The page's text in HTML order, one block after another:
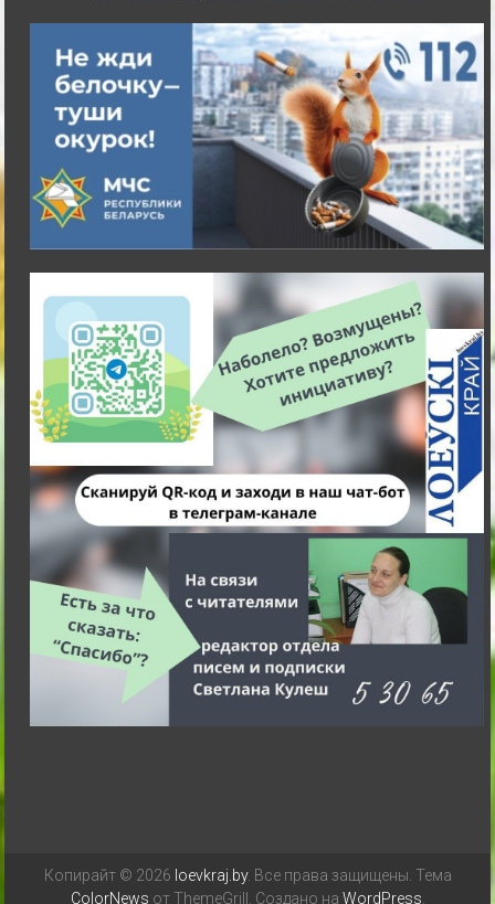
Копирайт © 2026 loevkraj.by. Все права защищены. Тема
ColorNews от ThemeGrill. Создано на WordPress.